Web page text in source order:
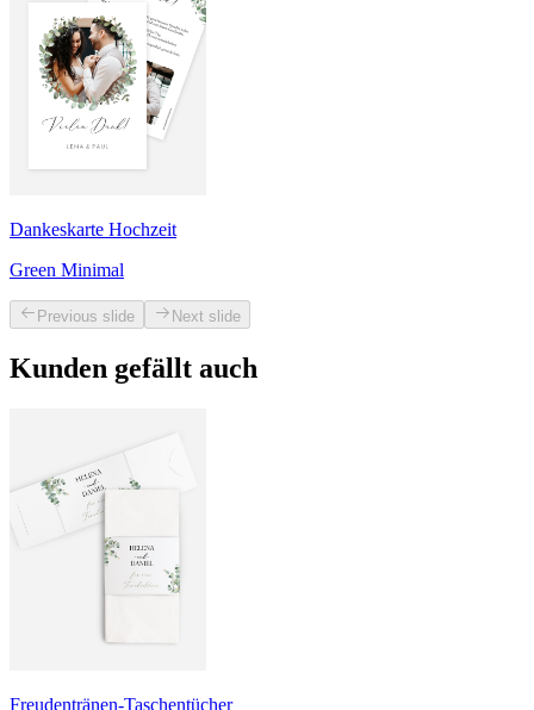
Dankeskarte Hochzeit
Green Minimal
Previous slide Next slide
Kunden gefällt auch
Freudentränen-Taschentücher